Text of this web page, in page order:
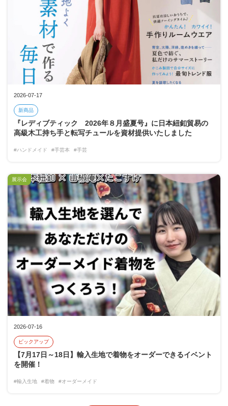
2026-07-17
新商品
『レディブティック 2026年８月盛夏号』に日本紐釦貿易の
高級木工持ち手と転写チュールを資材提供いたしました
#ハンドメイド #手芸本 #手芸
2026-07-16
ピックアップ
【7月17日～18日】輸入生地で着物をオーダーできるイベント
を開催！
#輸入生地 #着物 #オーダーメイド
展示会